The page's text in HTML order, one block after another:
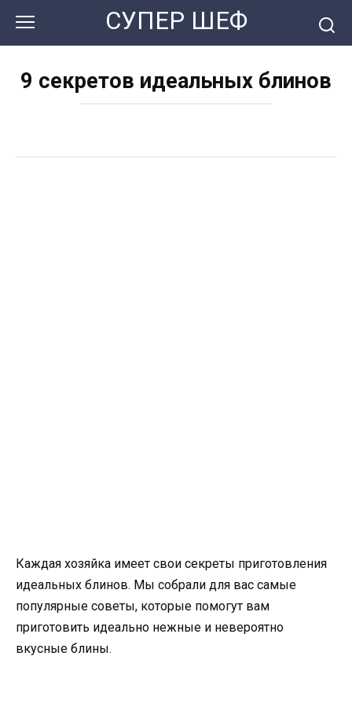
контенту
СУПЕР ШЕФ
9 секретов идеальных блинов
Каждая хозяйка имеет свои секреты приготовления
идеальных блинов. Мы собрали для вас самые
популярные советы, которые помогут вам
приготовить идеально нежные и невероятно
вкусные блины.